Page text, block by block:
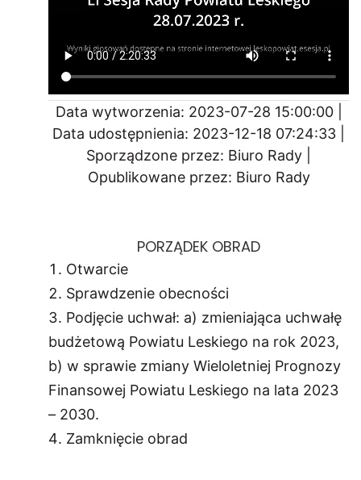
Data wytworzenia: 2023-07-28 15:00:00 |
Data udostępnienia: 2023-12-18 07:24:33 |
Sporządzone przez: Biuro Rady |
Opublikowane przez: Biuro Rady
PORZĄDEK OBRAD
Otwarcie
Sprawdzenie obecności
Podjęcie uchwał: a) zmieniająca uchwałę
budżetową Powiatu Leskiego na rok 2023,
b) w sprawie zmiany Wieloletniej Prognozy
Finansowej Powiatu Leskiego na lata 2023
– 2030.
Zamknięcie obrad